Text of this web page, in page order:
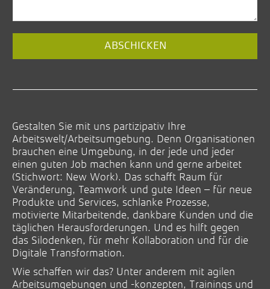
ABSCHICKEN
Gestalten Sie mit uns partizipativ Ihre
Arbeitswelt/Arbeitsumgebung. Denn Organisationen
brauchen eine Umgebung, in der jede und jeder
einen guten Job machen kann und gerne arbeitet
(Stichwort: New Work). Das schafft Raum für
Veränderung, Teamwork und gute Ideen – für neue
Produkte und Services, schlanke Prozesse,
motivierte Mitarbeitende, dankbare Kunden und die
täglichen Herausforderungen. Und es hilft gegen
das Silodenken, für mehr Kollaboration und für die
Digitale Transformation.
Wie schaffen wir das? Unter anderem mit agilen
Arbeitsumgebungen und -konzepten, Trainings und